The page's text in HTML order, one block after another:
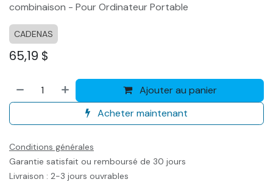
combinaison - Pour Ordinateur Portable
CADENAS
65,19 $
Ajouter au panier
Acheter maintenant
Conditions générales
Garantie satisfait ou remboursé de 30 jours
Livraison : 2-3 jours ouvrables